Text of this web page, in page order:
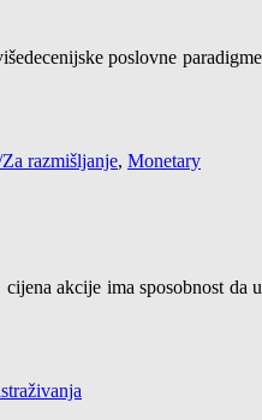
poslovne paradigme
razmišljanje, Monetary
akcije ima sposobnost da u